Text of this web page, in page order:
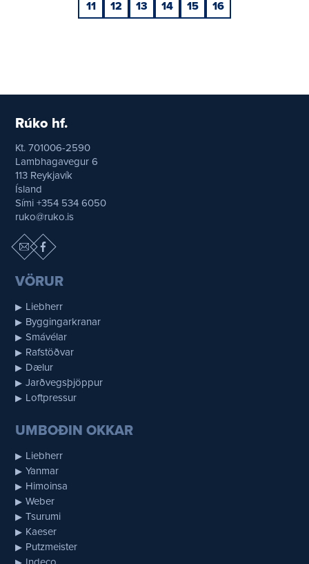
11
12 13 14 15 16
Rúko hf.
Kt. 701006-2590
Lambhagavegur 6
113 Reykjavík
Ísland
Sími +354 534 6050
ruko@ruko.is
VÖRUR
Liebherr
Byggingarkranar
Smávélar
Rafstöðvar
Dælur
Jarðvegsþjöppur
Loftpressur
UMBOÐIN OKKAR
Liebherr
Yanmar
Himoinsa
Weber
Tsurumi
Kaeser
Putzmeister